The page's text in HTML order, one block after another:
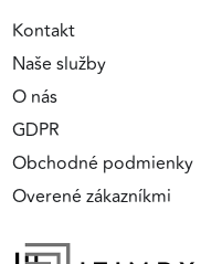
Kontakt
Naše služby
O nás
GDPR
Obchodné podmienky
Overené zákazníkmi